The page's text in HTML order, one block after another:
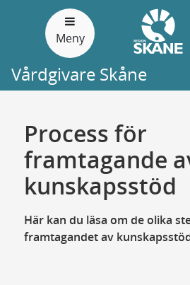
Meny
Vårdgivare Skåne
Process för
framtagande
kunskapsstöd
Här kan du läsa om de olika
framtagandet av